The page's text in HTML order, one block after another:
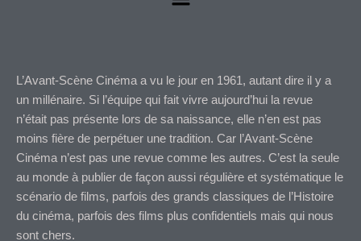
L’Avant-Scène Cinéma a vu le jour en 1961, autant dire il y a
un millénaire. Si l’équipe qui fait vivre aujourd’hui la revue
n’était pas présente lors de sa naissance, elle n’en est pas
moins fière de perpétuer une tradition. Car l’Avant-Scène
Cinéma n’est pas une revue comme les autres. C’est la seule
au monde à publier de façon aussi régulière et systématique le
scénario de films, parfois des grands classiques de l’Histoire
du cinéma, parfois des films plus confidentiels mais qui nous
sont chers.